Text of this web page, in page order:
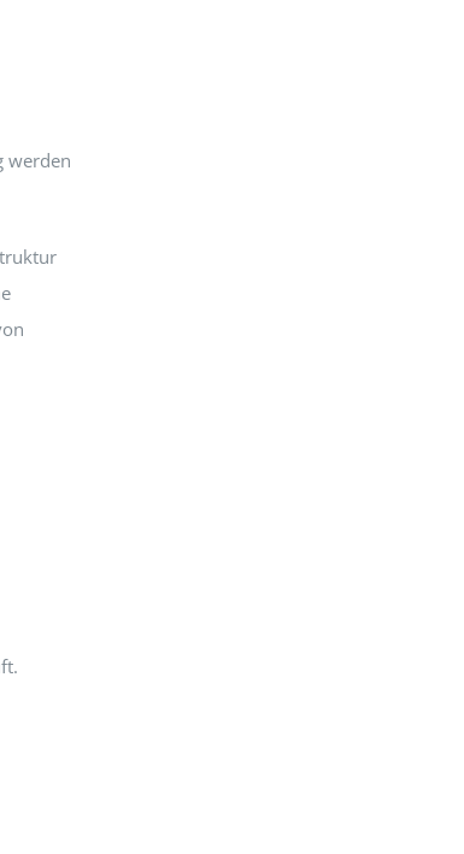
werden